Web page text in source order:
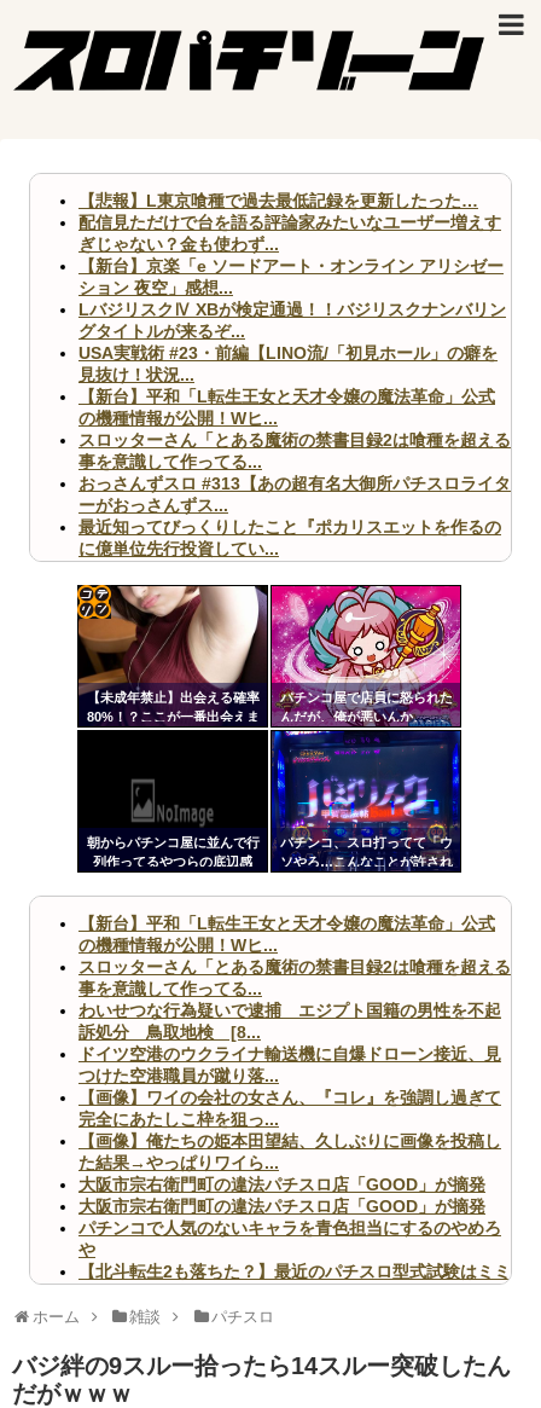
【悲報】L東京喰種で過去最低記録を更新したった…
配信見ただけで台を語る評論家みたいなユーザー増えす
ぎじゃない？金も使わず...
【新台】京楽「e ソードアート・オンライン アリシゼー
ション 夜空」感想...
LバジリスクⅣ XBが検定通過！！バジリスクナンバリン
グタイトルが来るぞ...
USA実戦術 #23・前編【LINO流/「初見ホール」の癖を
見抜け！状況...
【新台】平和「L転生王女と天才令嬢の魔法革命」公式
の機種情報が公開！Wヒ...
スロッターさん「とある魔術の禁書目録2は喰種を超える
事を意識して作ってる...
おっさんずスロ #313【あの超有名大御所パチスロライタ
ーがおっさんずス...
最近知ってびっくりしたこと『ポカリスエットを作るの
に億単位先行投資してい...
ますｗ」←これどうす...
【閲覧注意】俺が近くにいると機械が壊れるんだけどさ
【画像】ペプシコーラ社、「こういうのでいいんだよ」
な新商品を発売
Powered by livedoor 相互RSS
【未成年禁止】出会える確率
80%！？ここが一番出会えま
パチンコ屋で店員に怒られた
んだが、俺が悪いんか、、、
朝からパチンコ屋に並んで行
列作ってるやつらの底辺感
パチンコ、スロ打ってて「ウ
ソやろ…こんなことが許され
こと
コテ
リン
- 固
更新
ツー
【新台】平和「L転生王女と天才令嬢の魔法革命」公式
の機種情報が公開！Wヒ...
スロッターさん「とある魔術の禁書目録2は喰種を超える
事を意識して作ってる...
わいせつな行為疑いで逮捕 エジプト国籍の男性を不起
訴処分 鳥取地検 [8...
ドイツ空港のウクライナ輸送機に自爆ドローン接近、見
つけた空港職員が蹴り落...
【画像】ワイの会社の女さん、『コレ』を強調し過ぎて
完全にあたしこ枠を狙っ...
【画像】俺たちの姫本田望結、久しぶりに画像を投稿し
た結果→やっぱりワイら...
大阪市宗右衛門町の違法パチスロ店「GOOD」が摘発
大阪市宗右衛門町の違法パチスロ店「GOOD」が摘発
パチンコで人気のないキャラを青色担当にするのやめろ
や
【北斗転生2も落ちた？】最近のパチスロ型式試験はミミ
無職のパチンコカス(22)なんやが、ワイの人生どれくら
AngelBeats!とかいうクソアニメの思い出ｗｗｗ
ホーム 雑談 パチスロ
バジ絆の9スルー拾ったら14スルー突破したん
だがｗｗｗ